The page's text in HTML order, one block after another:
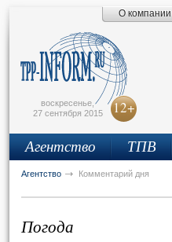
О компании
воскресенье,
27 сентября 2015
12+
Агентство ТПВ
Агентство Комментарий дня
Погода